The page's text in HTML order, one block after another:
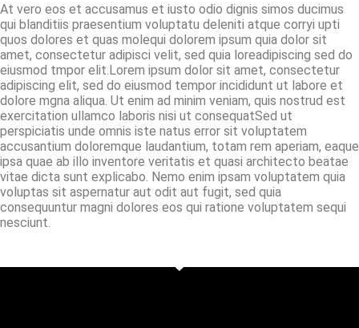
At vero eos et accusamus et iusto odio dignis simos ducimus
qui blanditiis praesentium voluptatu deleniti atque corryi upti
quos dolores et quas molequi dolorem ipsum quia dolor sit
amet, consectetur adipisci velit, sed quia loreadipiscing sed do
eiusmod tmpor elit.Lorem ipsum dolor sit amet, consectetur
adipiscing elit, sed do eiusmod tempor incididunt ut labore et
dolore mgna aliqua. Ut enim ad minim veniam, quis nostrud est
exercitation ullamco laboris nisi ut consequatSed ut
perspiciatis unde omnis iste natus error sit voluptatem
accusantium doloremque laudantium, totam rem aperiam, eaque
ipsa quae ab illo inventore veritatis et quasi architecto beatae
vitae dicta sunt explicabo. Nemo enim ipsam voluptatem quia
voluptas sit aspernatur aut odit aut fugit, sed quia
consequuntur magni dolores eos qui ratione voluptatem sequi
nesciunt.